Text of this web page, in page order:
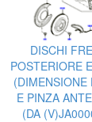
DISCHI
POSTERIORE
(DIMENSIONE
E PINZA
(DA